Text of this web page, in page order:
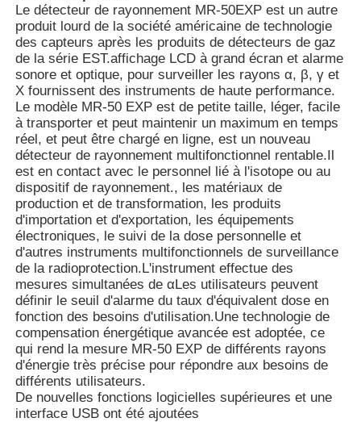
Aperçu
Produits
Vidéos
A propos de nous
Visite d'usine
Contrôle de la qualité
Le détecteur de rayonnement MR-50EXP est un autre
produit lourd de la société américaine de technologie
des capteurs après les produits de détecteurs de gaz
de la série EST.affichage LCD à grand écran et alarme
sonore et optique, pour surveiller les rayons α, β, γ et
Χ fournissent des instruments de haute performance.
Le modèle MR-50 EXP est de petite taille, léger, facile
à transporter et peut maintenir un maximum en temps
réel, et peut être chargé en ligne, est un nouveau
détecteur de rayonnement multifonctionnel rentable.Il
est en contact avec le personnel lié à l'isotope ou au
dispositif de rayonnement., les matériaux de
production et de transformation, les produits
d'importation et d'exportation, les équipements
électroniques, le suivi de la dose personnelle et
d'autres instruments multifonctionnels de surveillance
de la radioprotection.L'instrument effectue des
mesures simultanées de αLes utilisateurs peuvent
définir le seuil d'alarme du taux d'équivalent dose en
fonction des besoins d'utilisation.Une technologie de
compensation énergétique avancée est adoptée, ce
qui rend la mesure MR-50 EXP de différents rayons
d'énergie très précise pour répondre aux besoins de
différents utilisateurs.
De nouvelles fonctions logicielles supérieures et une
interface USB ont été ajoutées